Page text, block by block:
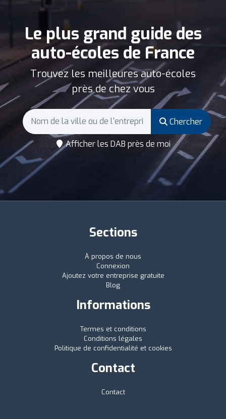
Le plus grand guide des
auto-écoles de France
Trouvez les meilleures auto-écoles
près de chez vous
Chercher
Afficher les DAB près de moi
Sections
À propos de nous
Connexion
Ajoutez votre entreprise gratuite
Blog
Informations
Termes et conditions
Conditions légales
Politique de confidentialité et cookies
Contact
Contact